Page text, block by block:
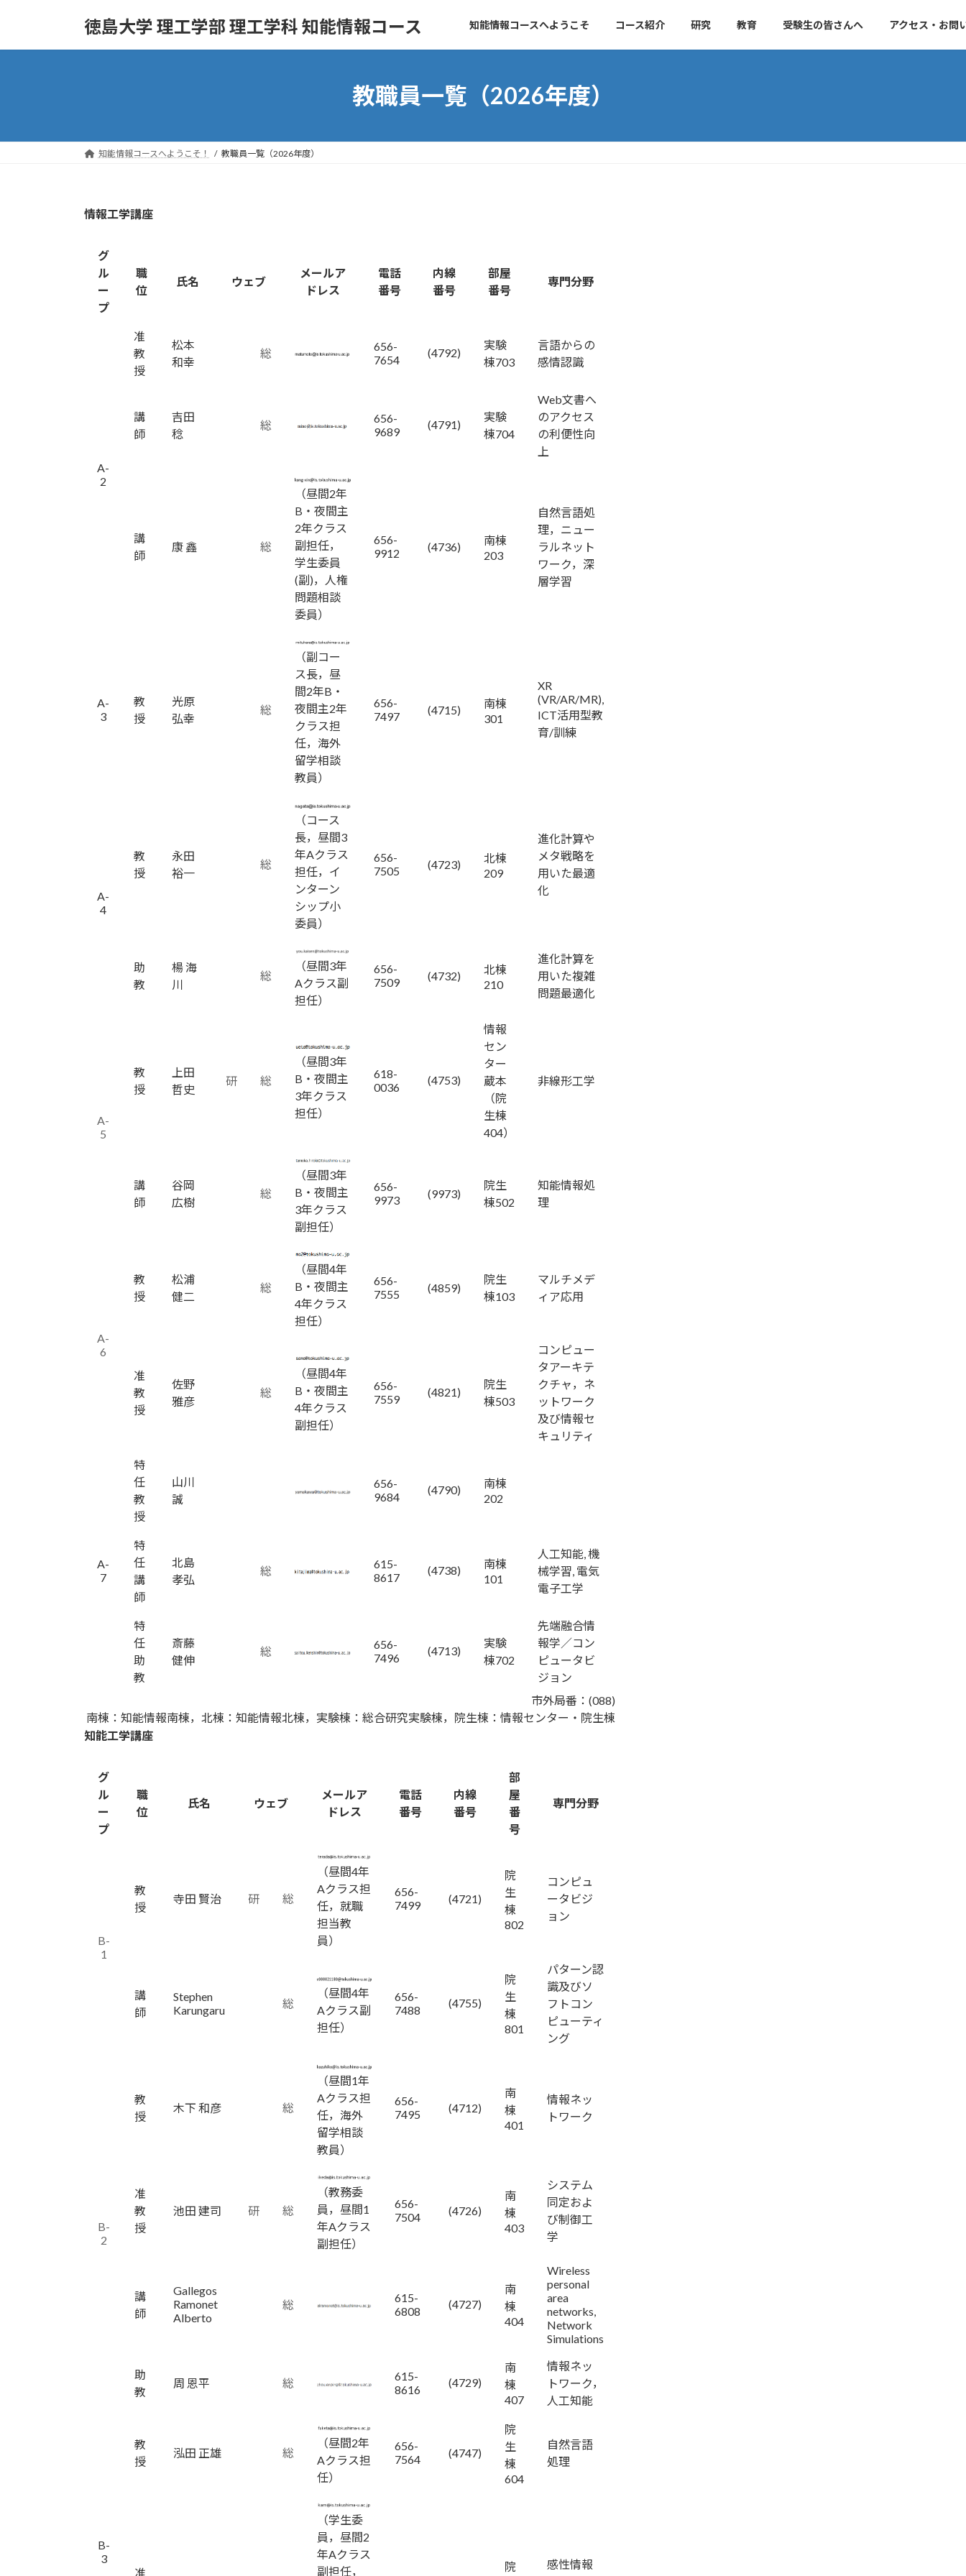
ッ
移
徳島大学 理工学部 理工学科 知能情報コース 知能情報コースへようこそ コース紹介 研究 教育 受験生の皆さんへ アクセス・お問
教職員一覧（2026年度）
知能情報コースへようこそ！ 教職員一覧（2026年度）
情報工学講座
グ
ル
ー
プ
職
位
氏名 ウェブ
メールア
ドレス
電話
番号
内線
番号
部屋
番号
専門分野
A-
2
准
教
授
松本
和幸
総
656-
7654
(4792)
実験
棟703
言語からの
感情認識
講
師
吉田
稔
総
656-
9689
(4791)
実験
棟704
Web文書へ
のアクセス
の利便性向
上
講
師
康 鑫 総
（昼間2年
B・夜間主
2年クラス
副担任，
学生委員
(副)，人権
問題相談
委員）
656-
9912
(4736)
南棟
203
自然言語処
理，ニュー
ラルネット
ワーク，深
層学習
A-
3
教
授
光原
弘幸
総
（副コー
ス長，昼
間2年B・
夜間主2年
クラス担
任，海外
留学相談
教員）
656-
7497
(4715)
南棟
301
XR
(VR/AR/MR),
ICT活用型教
育/訓練
A-
4
教
授
永田
裕一
総
（コース
長，昼間3
年Aクラス
担任，イ
ンターン
シップ小
委員）
656-
7505
(4723)
北棟
209
進化計算や
メタ戦略を
用いた最適
化
助
教
楊 海
川
総
（昼間3年
Aクラス副
担任）
656-
7509
(4732)
北棟
210
進化計算を
用いた複雑
問題最適化
A-
5
教
授
上田
哲史
研 総
（昼間3年
B・夜間主
3年クラス
担任）
618-
0036
(4753)
情報
セン
ター
蔵本
（院
生棟
404）
非線形工学
講
師
谷岡
広樹
総
（昼間3年
B・夜間主
3年クラス
副担任）
656-
9973
(9973)
院生
棟502
知能情報処
理
A-
6
教
授
松浦
健二
総
（昼間4年
B・夜間主
4年クラス
担任）
656-
7555
(4859)
院生
棟103
マルチメデ
ィア応用
准
教
授
佐野
雅彦
総
（昼間4年
B・夜間主
4年クラス
副担任）
656-
7559
(4821)
院生
棟503
コンピュー
タアーキテ
クチャ，ネ
ットワーク
及び情報セ
キュリティ
A-
7
特
任
教
授
山川
誠
656-
9684
(4790)
南棟
202
特
任
講
師
北島
孝弘
総
615-
8617
(4738)
南棟
101
人工知能, 機
械学習, 電気
電子工学
特
任
助
教
斎藤
健伸
総
656-
7496
(4713)
実験
棟702
先端融合情
報学／コン
ピュータビ
ジョン
市外局番：(088)
南棟：知能情報南棟，北棟：知能情報北棟，実験棟：総合研究実験棟，院生棟：情報センター・院生棟
知能工学講座
グ
ル
ー
プ
職
位
氏名 ウェブ
メールア
ドレス
電話
番号
内線
番号
部
屋
番
号
専門分野
B-
1
教
授
寺田 賢治 研 総
（昼間4年
Aクラス担
任，就職
担当教
員）
656-
7499
(4721)
院
生
棟
802
コンピュ
ータビジ
ョン
講
師
Stephen
Karungaru
総
（昼間4年
Aクラス副
担任）
656-
7488
(4755)
院
生
棟
801
パターン認
識及びソ
フトコン
ピューティ
ング
B-
2
教
授
木下 和彦 総
（昼間1年
Aクラス担
任，海外
留学相談
教員）
656-
7495
(4712)
南
棟
401
情報ネッ
トワーク
准
教
授
池田 建司 研 総
（教務委
員，昼間1
年Aクラス
副担任）
656-
7504
(4726)
南
棟
403
システム
同定およ
び制御工
学
講
師
Gallegos
Ramonet
Alberto
総
615-
6808
(4727)
南
棟
404
Wireless
personal
area
networks,
Network
Simulations
助
教
周 恩平 総
615-
8616
(4729)
南
棟
407
情報ネッ
トワーク，
人工知能
B-
3
教
授
泓田 正雄 総
（昼間2年
Aクラス担
任）
656-
7564
(4747)
院
生
棟
604
自然言語
処理
准
（学生委
員，昼間2
年Aクラス
副担任，
院
感性情報